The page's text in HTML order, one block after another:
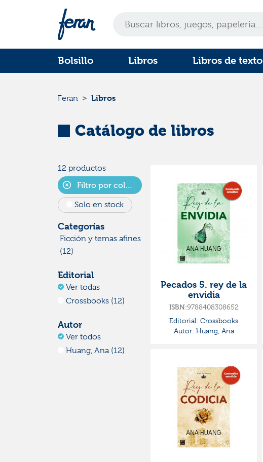
Bolsillo Libros Libros de texto
Feran Libros
Catálogo de libros
12 productos
Filtro por colecciones
Solo en stock
Categorías
Ficción y temas afines
(12)
Editorial
Ver todas
Crossbooks (12)
Autor
Ver todos
Huang, Ana (12)
Pecados 5. rey de la
envidia
ISBN:9788408308652
Editorial: Crossbooks
Autor: Huang, Ana